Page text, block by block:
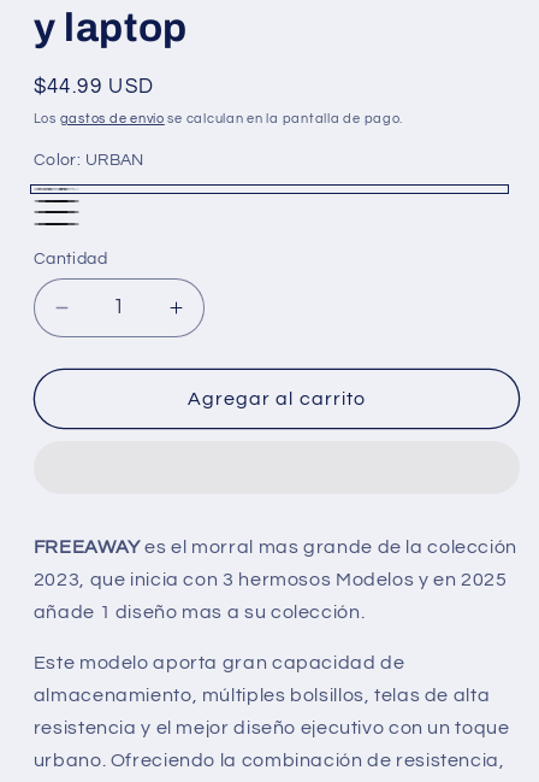
y laptop
Precio
habitual
$44.99 USD
Los gastos de envío se calculan en la pantalla de pago.
Color: URBAN
URBAN
CLASSIC
NEON
Cantidad
Reducir
cantidad
para
/
para
tablet
y
Aumentar
cantidad
para
Bolso
/
para
tablet
y
Agregar al carrito
FREEAWAYes el morral mas grande de la colección
2023, que inicia con 3 hermosos Modelos y en 2025
añade 1 diseño mas a su colección.
Este modelo aporta gran capacidad de
almacenamiento, múltiples bolsillos, telas de alta
resistencia y el mejor diseño ejecutivo con un toque
urbano. Ofreciendo la combinación de resistencia,